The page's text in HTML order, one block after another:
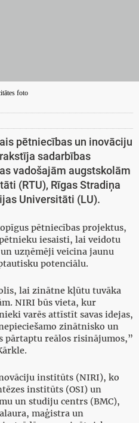
foto
pētniecības un inovāciju
sadarbības
vadošajām augstskolām
(RTU), Rīgas Stradiņa
Universitāti (LU).
pētniecības projektus,
iesaisti, lai veidotu
uzņēmēji veicina jaunu
potenciālu.
lai zinātne kļūtu tuvāka
NIRI būs vieta, kur
varēs attīstīt savas idejas,
zinātnisko un
pārtaptu reālos risinājumos,”
institūts (NIRI), ko
institūts (OSI) un
un studiju centrs (BMC),
maģistra un